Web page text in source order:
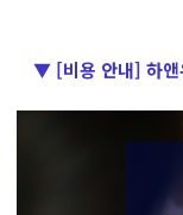
▼ [비용 안내] 하앤